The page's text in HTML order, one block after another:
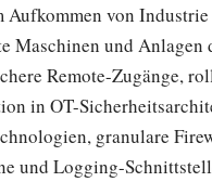
Aufkommen von
Maschinen und
Remote-Zugänge,
in OT-
granulare
und Logging-